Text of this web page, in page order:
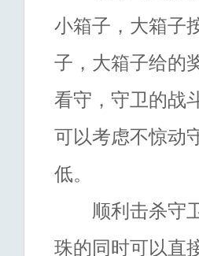
小箱子，大箱子
子，大箱子给的
看守，守卫的战
可以考虑不惊动
低。
顺利击杀守卫
珠的同时可以直